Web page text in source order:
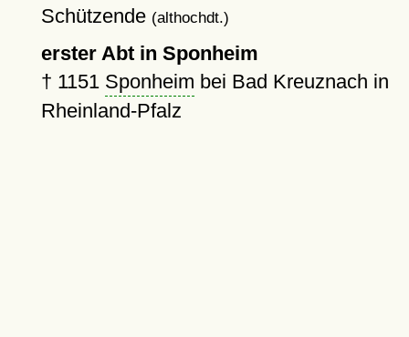
Schützende (althochdt.)
erster Abt in Sponheim
† 1151 Sponheim bei Bad Kreuznach in
Rheinland-Pfalz